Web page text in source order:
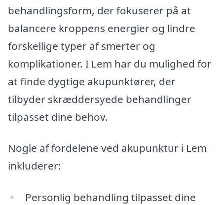
behandlingsform, der fokuserer på at
balancere kroppens energier og lindre
forskellige typer af smerter og
komplikationer. I Lem har du mulighed for
at finde dygtige akupunktører, der
tilbyder skræddersyede behandlinger
tilpasset dine behov.
Nogle af fordelene ved akupunktur i Lem
inkluderer:
Personlig behandling tilpasset dine